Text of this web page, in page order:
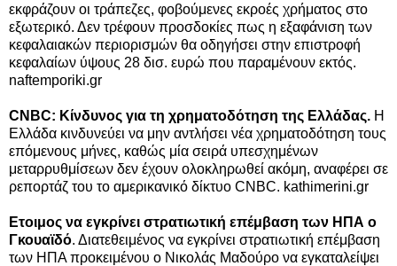
εκφράζουν οι τράπεζες, φοβούμενες εκροές χρήματος στο
εξωτερικό. Δεν τρέφουν προσδοκίες πως η εξαφάνιση των
κεφαλαιακών περιορισμών θα οδηγήσει στην επιστροφή
κεφαλαίων ύψους 28 δισ. ευρώ που παραμένουν εκτός.
naftemporiki.gr
CNBC: Κίνδυνος για τη χρηματοδότηση της Ελλάδας. Η
Ελλάδα κινδυνεύει να μην αντλήσει νέα χρηματοδότηση τους
επόμενους μήνες, καθώς μία σειρά υπεσχημένων
μεταρρυθμίσεων δεν έχουν ολοκληρωθεί ακόμη, αναφέρει σε
ρεπορτάζ του το αμερικανικό δίκτυο CNBC. kathimerini.gr
Ετοιμος να εγκρίνει στρατιωτική επέμβαση των ΗΠΑ ο
Γκουαϊδό. Διατεθειμένος να εγκρίνει στρατιωτική επέμβαση
των ΗΠΑ προκειμένου ο Νικολάς Μαδούρο να εγκαταλείψει